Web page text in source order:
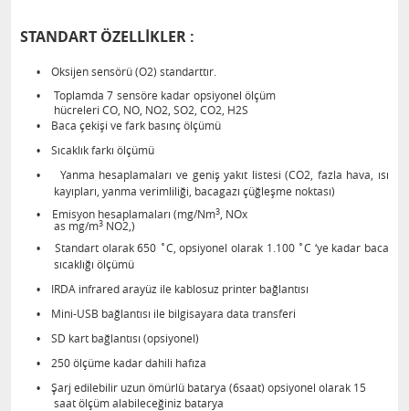
STANDART ÖZELLİKLER :
•
Oksijen sensörü (O2) standarttır.
•
Toplamda 7 sensöre kadar opsiyonel ölçüm
hücreleri CO, NO, NO2, SO2, CO2, H2S
•
Baca çekişi ve fark basınç ölçümü
•
Sıcaklık farkı ölçümü
•
Yanma hesaplamaları ve geniş yakıt listesi (CO2, fazla hava, ısı
kayıpları, yanma verimliliği, bacagazı çüğleşme noktası)
•
Emisyon hesaplamaları (mg/Nm3 , NOx
as mg/m3 NO2,)
•
Standart olarak 650 ˚C, opsiyonel olarak 1.100 ˚C ‘ye kadar baca
sıcaklığı ölçümü
•
IRDA infrared arayüz ile kablosuz printer bağlantısı
•
Mini-USB bağlantısı ile bilgisayara data transferi
•
SD kart bağlantısı (opsiyonel)
•
250 ölçüme kadar dahili hafıza
•
Şarj edilebilir uzun ömürlü batarya (6saat) opsiyonel olarak 15
saat ölçüm alabileceğiniz batarya